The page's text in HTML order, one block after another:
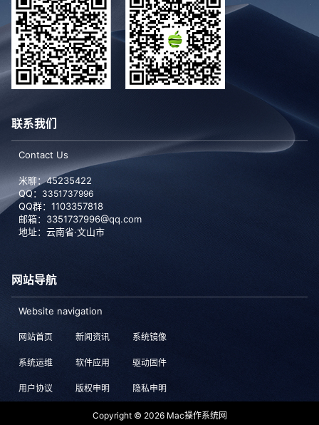
联系我们
Contact Us
米聊：45235422
QQ： 3351737996
QQ群：1103357818
邮箱：3351737996@qq.com
地址：云南省·文山市
网站导航
Website navigation
网站首页 新闻资讯 系统镜像
系统运维 软件应用 驱动固件
用户协议 版权申明 隐私申明
Copyright © 2026Mac操作系统网